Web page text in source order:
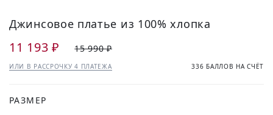
Джинсовое платье из 100% хлопка
11 193 ₽ 15 990 ₽
ИЛИ В РАССРОЧКУ 4 ПЛАТЕЖА 336 БАЛЛОВ НА СЧЁТ
РАЗМЕР